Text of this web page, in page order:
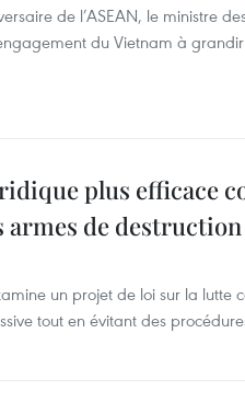
de l’ASEAN, le ministre
du Vietnam à grandir
plus efficace
de destruction
un projet de loi sur la lutte
tout en évitant des